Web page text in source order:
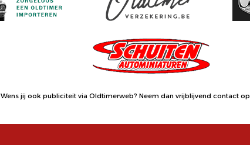
Wens jij ook publiciteit via Oldtimerweb? Neem dan vrijblijvend contact op